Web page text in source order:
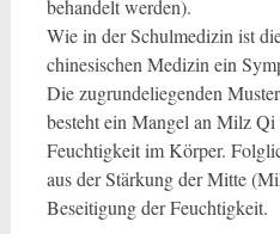
behandelt werden).
Wie in der Schulmedizin ist
chinesischen Medizin ein
Die zugrundeliegenden
besteht ein Mangel an Milz
Feuchtigkeit im Körper.
aus der Stärkung der Mitte
Beseitigung der Feuchtigkeit.